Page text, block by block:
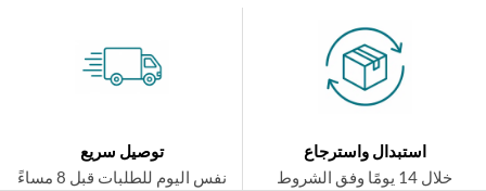
استبدال واسترجاع
توصيل سريع
نفس اليوم للطلبات قبل 8 مساءً